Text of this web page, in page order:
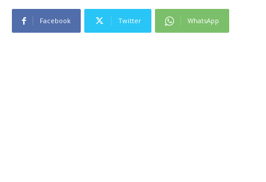
Facebook Twitter WhatsApp